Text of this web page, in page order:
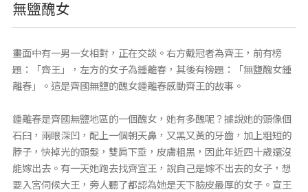
無鹽醜女
畫面中有一男一女相對，正在交談。右方戴冠者為齊王，前有榜
題：「齊王」，左方的女子為鍾離春，其後有榜題：「無鹽醜女鍾
離春」。這是齊國無鹽的醜女鍾離春感動齊王的故事。
鍾離春是齊國無鹽地區的一個醜女，她有多醜呢？據說她的頭像個
石臼，兩眼深凹，配上一個朝天鼻，又黑又黃的牙齒，加上粗短的
脖子，快掉光的頭髮，雙肩下垂，皮膚粗黑，因此年近四十歲還沒
能嫁出去。有一天她跑去找齊宣王，說自己是嫁不出去的女子，想
要入宮伺候大王，旁人聽了都認為她是天下臉皮最厚的女子。宣王